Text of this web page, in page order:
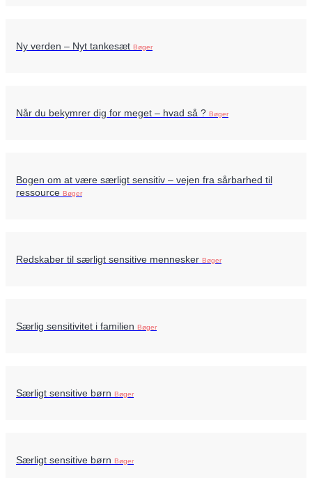
Ny verden – Nyt tankesæt Bøger
Når du bekymrer dig for meget – hvad så ? Bøger
Bogen om at være særligt sensitiv – vejen fra sårbarhed til
ressource Bøger
Redskaber til særligt sensitive mennesker Bøger
Særlig sensitivitet i familien Bøger
Særligt sensitive børn Bøger
Særligt sensitive børn Bøger